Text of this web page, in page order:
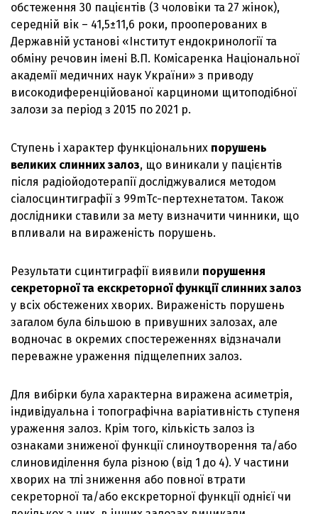
обстеження 30 пацієнтів (3 чоловіки та 27 жінок),
середній вік – 41,5±11,6 роки, прооперованих в
Державній установі «Інститут ендокринології та
обміну речовин імені В.П. Комісаренка Національної
академії медичних наук України» з приводу
високодиференційованої карциноми щитоподібної
залози за період з 2015 по 2021 р.
Ступень і характер функціональних порушень
великих слинних залоз, що виникали у пацієнтів
після радіойодотерапії досліджувалися методом
сіалосцинтиграфії з 99mTc-пертехнетатом. Також
дослідники ставили за мету визначити чинники, що
впливали на вираженість порушень.
Результати сцинтиграфії виявили порушення
секреторної та екскреторної функції слинних залоз
у всіх обстежених хворих. Вираженість порушень
загалом була більшою в привушних залозах, але
водночас в окремих спостереженнях відзначали
переважне ураження підщелепних залоз.
Для вибірки була характерна виражена асиметрія,
індивідуальна і топографічна варіативність ступеня
ураження залоз. Крім того, кількість залоз із
ознаками зниженої функції слиноутворення та/або
слиновиділення була різною (від 1 до 4). У частини
хворих на тлі зниження або повної втрати
секреторної та/або екскреторної функції однієї чи